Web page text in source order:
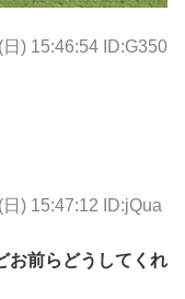
) 15:46:54 ID:G350
) 15:47:12 ID:jQua
お前らどうしてくれ